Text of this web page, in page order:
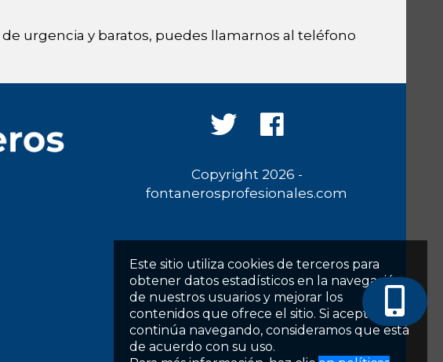
Este sitio utiliza cookies de terceros para
obtener datos estadísticos en la navegación
de nuestros usuarios y mejorar los
contenidos que ofrece el sitio. Si acepta o
continúa navegando, consideramos que está
de acuerdo con su uso.
de urgencia y baratos, puedes llamarnos al teléfono
Copyright 2026 -
fontanerosprofesionales.com